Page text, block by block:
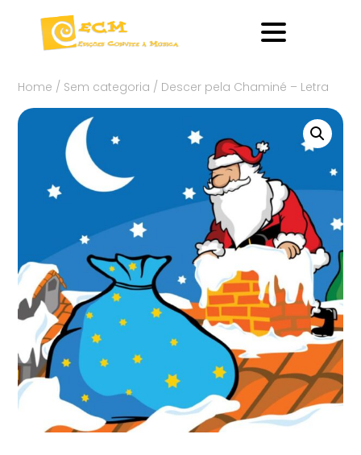
Home / Sem categoria / Descer pela Chaminé – Letra